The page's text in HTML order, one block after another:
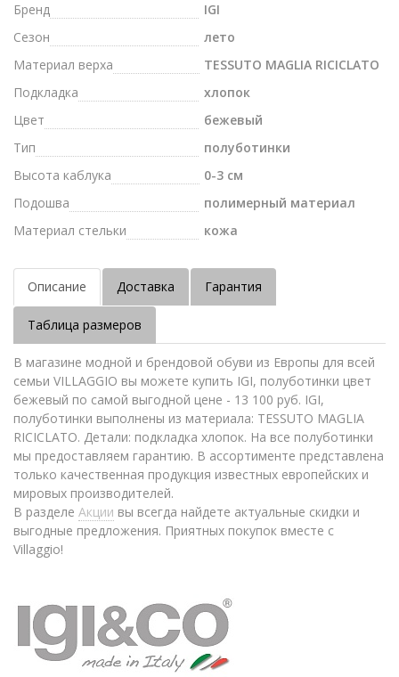
Бренд
IGI
Сезон
лето
Материал верха
TESSUTO MAGLIA RICICLATO
Подкладка
хлопок
Цвет
бежевый
Тип
полуботинки
Высота каблука
0-3 см
Подошва
полимерный материал
Материал стельки
кожа
Описание Доставка Гарантия
Таблица размеров
В магазине модной и брендовой обуви из Европы для всей
семьи VILLAGGIO вы можете купить IGI, полуботинки цвет
бежевый по самой выгодной цене - 13 100 руб. IGI,
полуботинки выполнены из материала: TESSUTO MAGLIA
RICICLATO. Детали: подкладка хлопок. На все полуботинки
мы предоставляем гарантию. В ассортименте представлена
только качественная продукция известных европейских и
мировых производителей.
В разделе Акции вы всегда найдете актуальные скидки и
выгодные предложения. Приятных покупок вместе с
Villaggio!